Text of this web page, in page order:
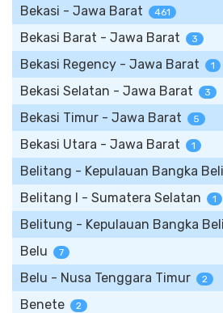
Bekasi - Jawa Barat 461
Bekasi Barat - Jawa Barat 3
Bekasi Regency - Jawa Barat 1
Bekasi Selatan - Jawa Barat 3
Bekasi Timur - Jawa Barat 5
Bekasi Utara - Jawa Barat 1
Belitang - Kepulauan Bangka
Belitang I - Sumatera Selatan 1
Belitung - Kepulauan Bangka
Belu 7
Belu - Nusa Tenggara Timur 2
Benete 2